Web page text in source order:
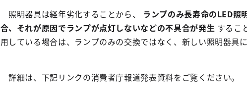
照明器具は経年劣化することから、
ランプのみ長寿命のLED照
合、それが原因でランプが点灯しないなどの不具合が発生 するこ
用している場合は、ランプのみの交換ではなく、新しい照明器具
詳細は、下記リンクの消費者庁報道発表資料をご覧ください。